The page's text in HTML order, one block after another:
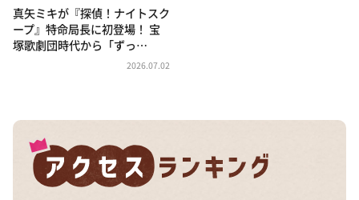
相席食堂
これ余談なんですけど・・・
～人生密着トークバラエティ！～ やすとものいたっ
河合＆A.B.C-Z塚田×福井アナ「なんでやねん！？」
（news おかえり）
DAIGOも台所 ～きょうの献立 何にする？～
真矢ミキが『探偵！ナイトスク
ープ』特命局長に初登場！ 宝
塚歌劇団時代から「ずっ…
2026.07.02